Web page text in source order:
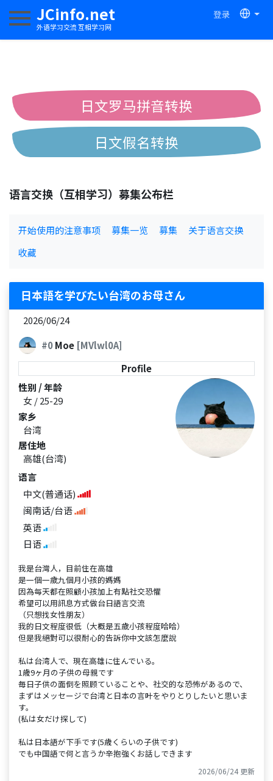
JCinfo.net
外语学习交流 互相学习网
登录
切换导航
日文罗马拼音转换
日文假名转换
语言交换（互相学习）募集公布栏
开始使用的注意事项 募集一览 募集
关于语言交换
收藏
日本語を学びたい台湾のお母さん
2026/06/24
#0Moe [MVlwl0A]
Profile
性别 / 年龄
女 / 25-29
家乡
台湾
居住地
高雄(台湾)
语言
中文(普通话)
闽南话/台语
英语
日语
我是台灣人，目前住在高雄
是一個一歲九個月小孩的媽媽
因為每天都在照顧小孩加上有點社交恐懼
希望可以用訊息方式做台日語言交流
（只想找女性朋友）
我的日文程度很低（大概是五歲小孩程度哈哈）
但是我絕對可以很耐心的告訴你中文該怎麼說
私は台湾人で、現在高雄に住んでいる。
1歳9ヶ月の子供の母親です
毎日子供の面倒を照顾ていることや、社交的な恐怖があるので、
まずはメッセージで台湾と日本の言叶をやりとりしたいと思いま
す。
(私は女だけ探して)
私は日本語が下手です(5歳くらいの子供です)
でも中国語で何と言うか辛抱強くお話しできます
2026/06/24 更新